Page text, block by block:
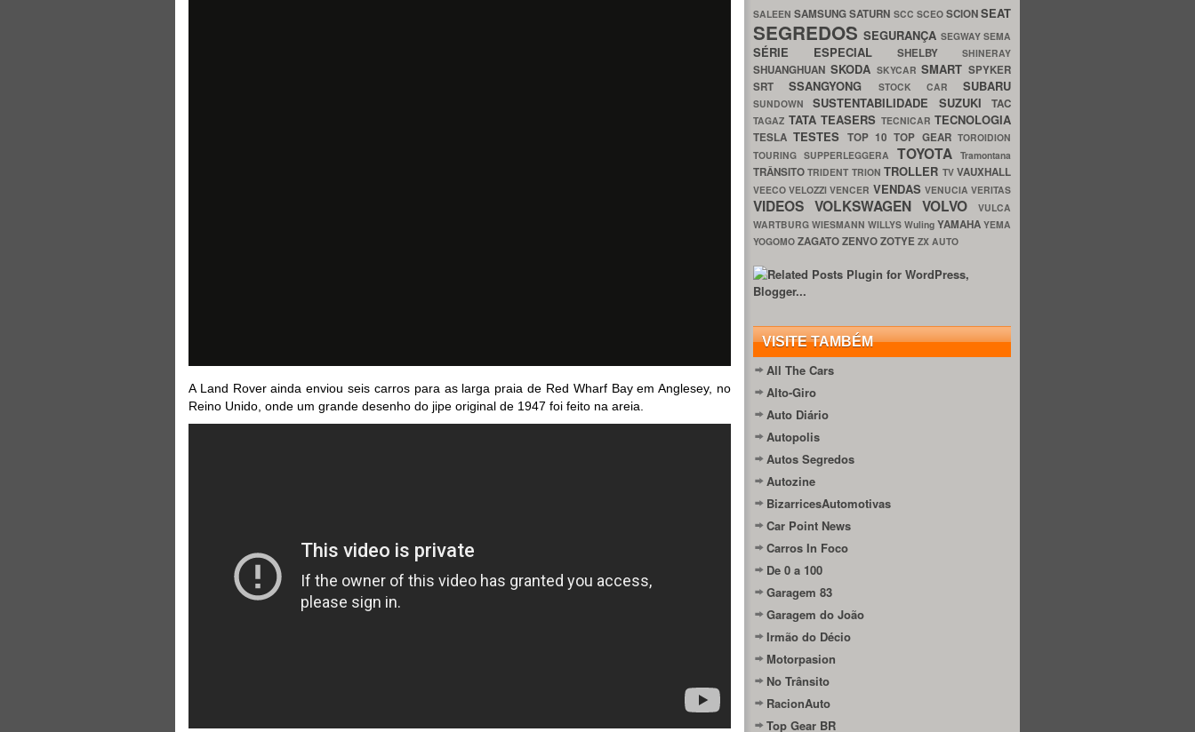
A Land Rover ainda enviou seis carros para as larga praia de Red Wharf Bay em Anglesey, no
Reino Unido, onde um grande desenho do jipe original de 1947 foi feito na areia.
SALEENSAMSUNGSATURN SCC SCEO SCIONSEAT
SEGREDOSSEGURANÇA SEGWAYSEMA
SÉRIE ESPECIAL SHELBY SHINERAY
SHUANGHUAN SKODA SKYCARSMART SPYKER
SRTSSANGYONG STOCK CAR SUBARU
SUNDOWNSUSTENTABILIDADE SUZUKITAC
TAGAZ TATA TEASERS TECNICAR TECNOLOGIA
TESLATESTES TOP 10TOP GEARTOROIDION
TOURING SUPPERLEGGERA TOYOTATramontana
TRÂNSITOTRIDENT TRIONTROLLER TVVAUXHALL
VEECOVELOZZIVENCER VENDAS VENUCIAVERITAS
VIDEOS VOLKSWAGEN VOLVO
VULCA
WARTBURG WIESMANN WILLYS Wuling YAMAHA YEMA
YOGOMO ZAGATOZENVOZOTYE ZX AUTO
VISITE TAMBÉM
All The Cars
Alto-Giro
Auto Diário
Autopolis
Autos Segredos
Autozine
BizarricesAutomotivas
Car Point News
Carros In Foco
De 0 a 100
Garagem 83
Garagem do João
Irmão do Décio
Motorpasion
No Trânsito
RacionAuto
Top Gear BR